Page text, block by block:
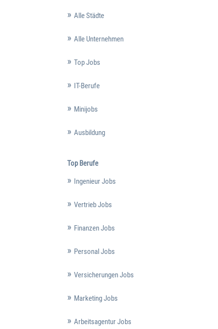
Alle Städte
Alle Unternehmen
Top Jobs
IT-Berufe
Minijobs
Ausbildung
Top Berufe
Ingenieur Jobs
Vertrieb Jobs
Finanzen Jobs
Personal Jobs
Versicherungen Jobs
Marketing Jobs
Arbeitsagentur Jobs